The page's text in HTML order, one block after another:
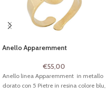
Anello Apparemment
€55,00
Anello linea Apparemment in metallo
dorato con 5 Pietre in resina colore blu,